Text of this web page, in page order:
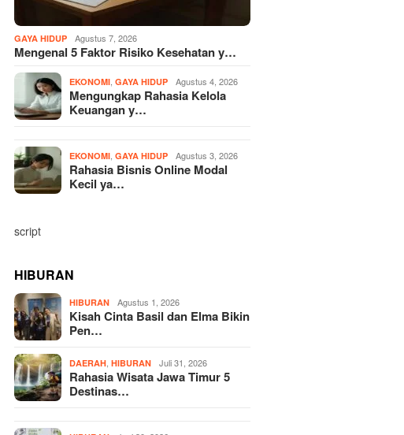
GAYA HIDUP Agustus 7, 2026
Mengenal 5 Faktor Risiko Kesehatan y…
EKONOMI ,GAYA HIDUP Agustus 4, 2026
Mengungkap Rahasia Kelola
Keuangan y…
EKONOMI ,GAYA HIDUP Agustus 3, 2026
Rahasia Bisnis Online Modal
Kecil ya…
script
HIBURAN
HIBURAN Agustus 1, 2026
Kisah Cinta Basil dan Elma Bikin
Pen…
DAERAH ,HIBURAN Juli 31, 2026
Rahasia Wisata Jawa Timur 5
Destinas…